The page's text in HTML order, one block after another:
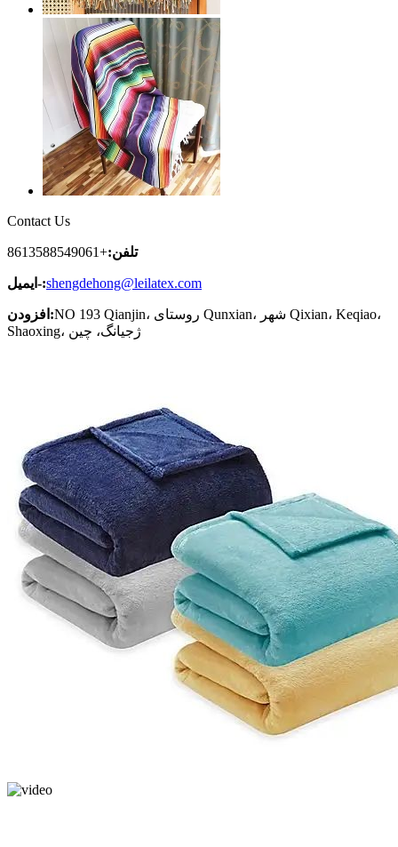
Contact Us
تلفن:+8613588549061
ایمیل-:shengdehong@leilatex.com
افزودن:NO 193 Qianjin، روستای Qunxian، شهر Qixian، Keqiao،
Shaoxing، ژجیانگ، چین